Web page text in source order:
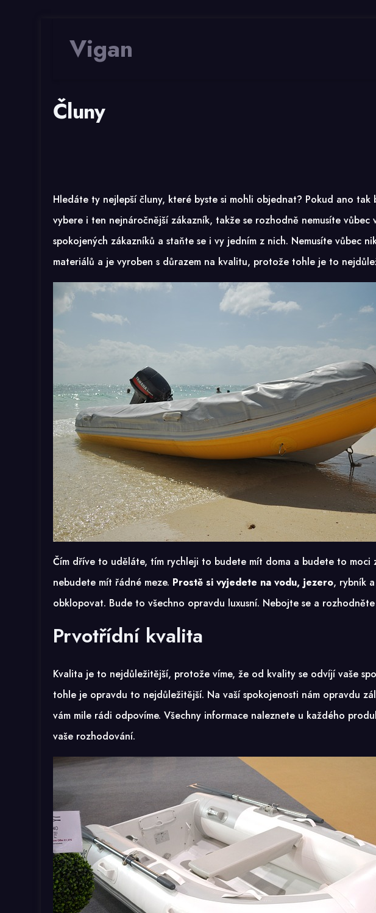
Vigan
Čluny
Hledáte ty nejlepší čluny, které byste si mohli objednat? Pokud ano tak
vybere i ten nejnáročnější zákazník, takže se rozhodně nemusíte
spokojených zákazníků a staňte se i vy jedním z nich. Nemusíte vůbec
materiálů a je vyroben s důrazem na kvalitu, protože tohle je to
Čím dříve to uděláte, tím rychleji to budete mít doma a budete to
nebudete mít řádné meze. Prostě si vyjedete na vodu, jezero, rybník
obklopovat. Bude to všechno opravdu luxusní. Nebojte se a rozhodněte
Prvotřídní kvalita
Kvalita je to nejdůležitější, protože víme, že od kvality se odvíjí vaše
tohle je opravdu to nejdůležitější. Na vaší spokojenosti nám opravdu
vám mile rádi odpovíme. Všechny informace naleznete u každého
vaše rozhodování.